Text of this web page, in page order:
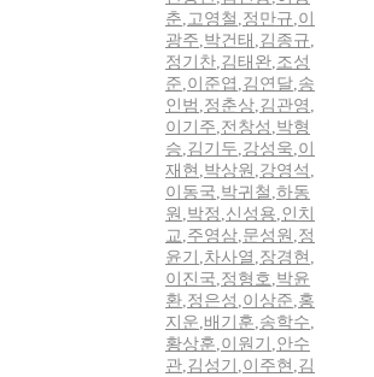
춘,고영철 ,정만규,이
광주,박건태 ,김종규,
정기찬,김태완,조성
준,이준엽 ,김연달,송
인범 ,정춘상,김관영 ,
이기주,전창성 ,박형
승,김기두,강성욱,이
재현 ,박상원 ,강영석 ,
이동국,박귀철 ,하동
원 ,박정 ,신성용,인치
교,주영삼,문성원 ,정
윤기 ,차사열 ,장경현 ,
이진국,정형호,박윤
환,정은성 ,이상준,홍
지운,배기훈,송학수,
황상훈,이원기 ,안수
관,김성기 ,이주현 ,김